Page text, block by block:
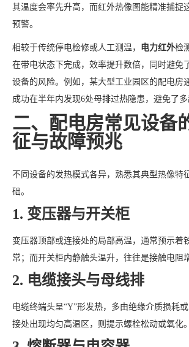
其温度会率先升高，而红外热像图能精准捕捉
预警。
相较于传统停电检修或人工测温， 电力红外检
在带电状态下完成，效率提升数倍，同时避免
设备的风险。例如，某大型工业园区的配电房
成功在半年内发现6处母排过热隐患，避免了多
二、配电房常见设备
征与故障预兆
不同设备的发热模式各异，熟悉其典型热像特
础。
1. 变压器与开关柜
变压器顶部或连接处的局部高温，通常预示着
常；而开关柜内静触头温升，往往是接触电阻
2. 电缆接头与母线排
电缆终端头呈“Y”形发热，多由绝缘介质损耗
接处出现均匀高温区，则提示螺栓松动或氧化。